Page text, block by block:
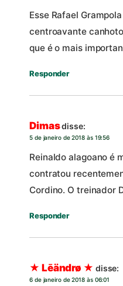
Esse Rafael
centroavante
que é o mais
Responder
Dimasdisse:
5 de janeiro de 2018 às 19:56
Reinaldo alagoano é
contratou
Cordino. O treinador
Responder
★ Lēändrø ★ disse:
6 de janeiro de 2018 às 06:01